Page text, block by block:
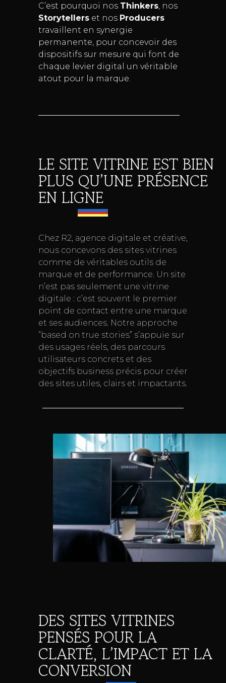
C’est pourquoi nos Thinkers, nos
Storytellerset nos Producers
travaillent en synergie
permanente, pour concevoir des
dispositifs sur mesure qui font de
chaque levier digital un véritable
atout pour la marque.
LE SITE VITRINE EST BIEN
PLUS QU’UNE PRÉSENCE
EN LIGNE
Chez R2, agence digitale et créative,
nous concevons des sites vitrines
comme de véritables outils de
marque et de performance. Un site
n’est pas seulement une vitrine
digitale : c’est souvent le premier
point de contact entre une marque
et ses audiences. Notre approche
“based on true stories” s’appuie sur
des usages réels, des parcours
utilisateurs concrets et des
objectifs business précis pour créer
des sites utiles, clairs et impactants.
DES SITES VITRINES
PENSÉS POUR LA
CLARTÉ, L’IMPACT ET LA
CONVERSION